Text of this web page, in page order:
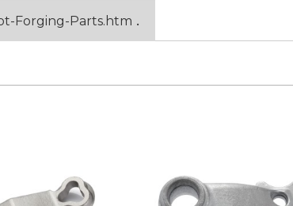
Forging-Parts.htm .